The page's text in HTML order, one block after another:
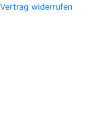
Vertrag widerrufen